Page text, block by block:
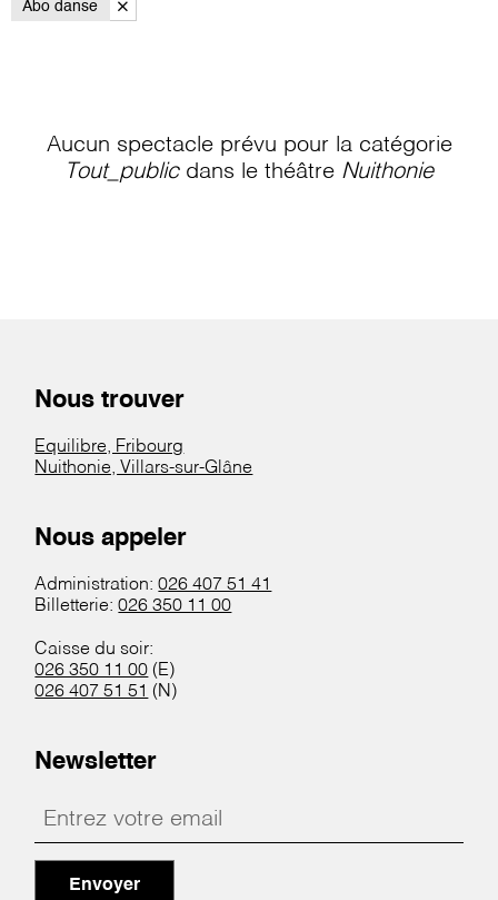
Abo danse
Aucun spectacle prévu pour la catégorie
Tout_publicdans le théâtre Nuithonie
Nous trouver
Equilibre, Fribourg
Nuithonie, Villars-sur-Glâne
Nous appeler
Administration:026 407 51 41
Billetterie:026 350 11 00
Caisse du soir:
026 350 11 00 (E)
026 407 51 51 (N)
Newsletter
Envoyer